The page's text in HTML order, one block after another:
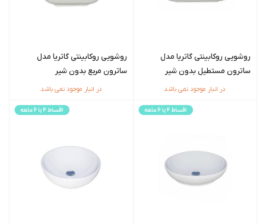
روشویی روکابینتی گاتریا مدل
ساترون مستطیل بدون شیر
در انبار موجود نمی باشد
روشویی روکابینتی گاتریا مدل
ساترون مربع بدون شیر
در انبار موجود نمی باشد